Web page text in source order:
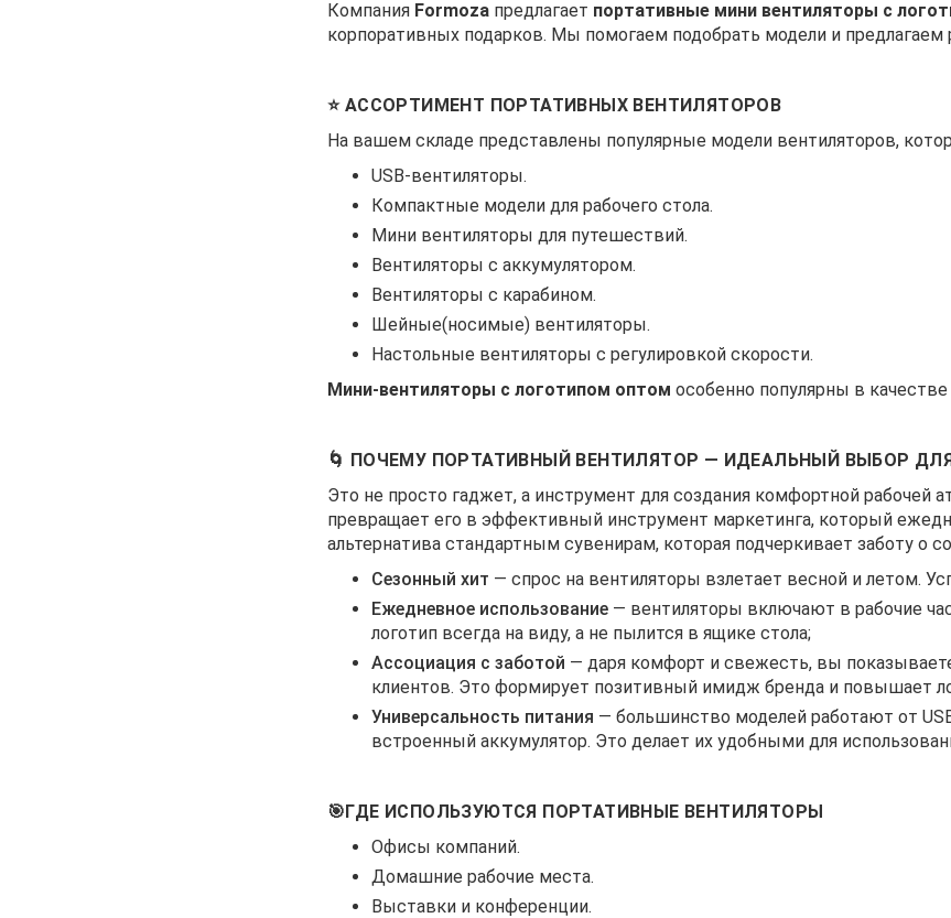
Компания Formoza предлагает портативные мини вентиляторы с
корпоративных подарков. Мы помогаем подобрать модели и предлагаем
⭐ АССОРТИМЕНТ ПОРТАТИВНЫХ ВЕНТИЛЯТОРОВ
На вашем складе представлены популярные модели вентиляторов,
USB-вентиляторы.
Компактные модели для рабочего стола.
Мини вентиляторы для путешествий.
Вентиляторы с аккумулятором.
Вентиляторы с карабином.
Шейные(носимые) вентиляторы.
Настольные вентиляторы с регулировкой скорости.
Мини-вентиляторы с логотипом оптом особенно популярны в
🌀 ПОЧЕМУ ПОРТАТИВНЫЙ ВЕНТИЛЯТОР — ИДЕАЛЬНЫЙ ВЫБОР
Это не просто гаджет, а инструмент для создания комфортной рабочей
превращает его в эффективный инструмент маркетинга, который
альтернатива стандартным сувенирам, которая подчеркивает заботу о
Сезонный хит — спрос на вентиляторы взлетает весной и летом.
Ежедневное использование — вентиляторы включают в рабочие
логотип всегда на виду, а не пылится в ящике стола;
Ассоциация с заботой — даря комфорт и свежесть, вы
клиентов. Это формирует позитивный имидж бренда и повышает
Универсальность питания — большинство моделей работают от
встроенный аккумулятор. Это делает их удобными для
🎯ГДЕ ИСПОЛЬЗУЮТСЯ ПОРТАТИВНЫЕ ВЕНТИЛЯТОРЫ
Офисы компаний.
Домашние рабочие места.
Выставки и конференции.